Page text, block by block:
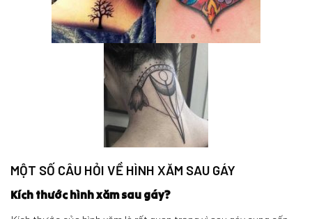
HÌNH XĂM SAU CỔ TRUYỀN THỐNG
HÌNH XĂM SAU CỔ MAORI
HÌNH XĂM SAU GÁY ĐẸP CHO NỮ